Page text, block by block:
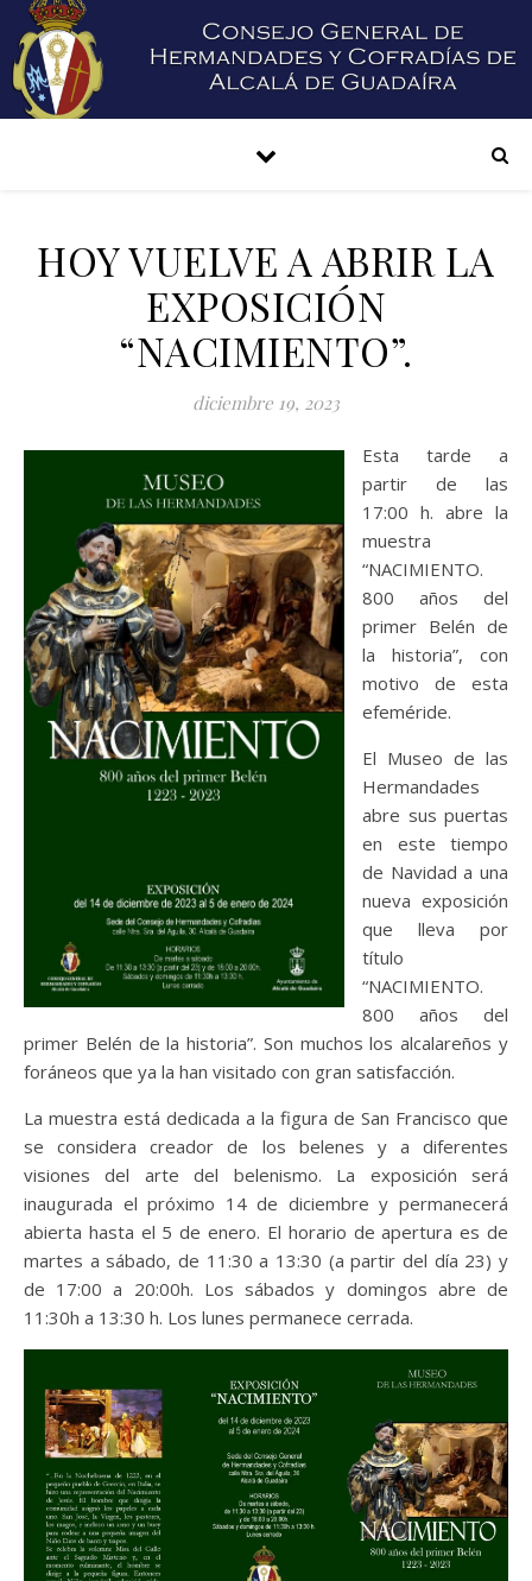
HOY VUELVE A ABRIR LA
EXPOSICIÓN
“NACIMIENTO”.
diciembre 19, 2023
Esta tarde a
partir de las
17:00 h. abre la
muestra
“NACIMIENTO.
800 años del
primer Belén de
la historia”, con
motivo de esta
efeméride.
El Museo de las
Hermandades
abre sus puertas
en este tiempo
de Navidad a una
nueva exposición
que lleva por
título
“NACIMIENTO.
800 años del
primer Belén de la historia”. Son muchos los alcalareños y
foráneos que ya la han visitado con gran satisfacción.
La muestra está dedicada a la figura de San Francisco que
se considera creador de los belenes y a diferentes
visiones del arte del belenismo. La exposición será
inaugurada el próximo 14 de diciembre y permanecerá
abierta hasta el 5 de enero. El horario de apertura es de
martes a sábado, de 11:30 a 13:30 (a partir del día 23) y
de 17:00 a 20:00h. Los sábados y domingos abre de
11:30h a 13:30 h. Los lunes permanece cerrada.